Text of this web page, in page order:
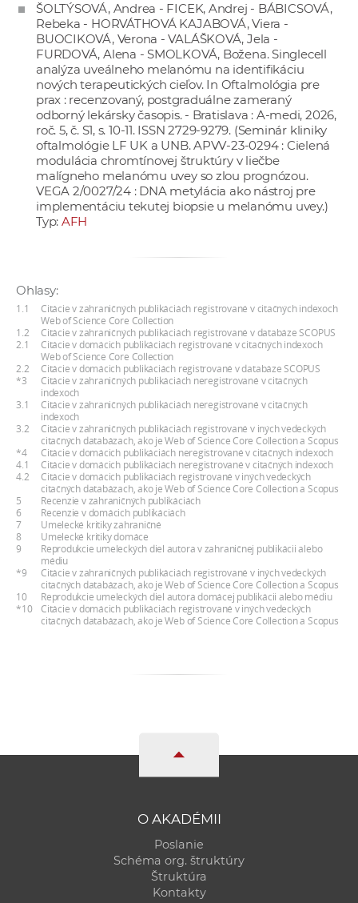
a
h
a
p
r
a
c
o
v
n
h
S
A
V
ŠOLTÝSOVÁ, Andrea - FICEK, Andrej - BÁBICSOVÁ,
Rebeka - HORVÁTHOVÁ KAJABOVÁ, Viera -
BUOCIKOVÁ, Verona - VALÁŠKOVÁ, Jela -
FURDOVÁ, Alena - SMOLKOVÁ, Božena. Singlecell
analýza uveálneho melanómu na identifikáciu
nových terapeutických cieľov. In Oftalmológia pre
prax : recenzovaný, postgraduálne zameraný
odborný lekársky časopis. - Bratislava : A-medi, 2026,
roč. 5, č. S1, s. 10-11. ISSN 2729-9279. (Seminár kliniky
oftalmológie LF UK a UNB. APVV-23-0294 : Cielená
modulácia chromtínovej štruktúry v liečbe
malígneho melanómu uvey so zlou prognózou.
VEGA 2/0027/24 : DNA metylácia ako nástroj pre
implementáciu tekutej biopsie u melanómu uvey.)
Typ: AFH
Ohlasy:
1.1
Citácie v zahraničných publikáciách registrované v citačných indexoch
Web of Science Core Collection
1.2
Citácie v zahraničných publikáciách registrované v databáze SCOPUS
2.1
Citácie v domácich publikáciách registrované v citačných indexoch
Web of Science Core Collection
2.2
Citácie v domácich publikáciách registrované v databáze SCOPUS
*3
Citácie v zahraničných publikáciách neregistrované v citačných
indexoch
3.1
Citácie v zahraničných publikáciách neregistrované v citačných
indexoch
3.2
Citácie v zahraničných publikáciách registrované v iných vedeckých
citačných databázach, ako je Web of Science Core Collection a Scopus
*4
Citácie v domácich publikáciách neregistrované v citačných indexoch
4.1
Citácie v domácich publikáciách neregistrované v citačných indexoch
4.2
Citácie v domácich publikáciách registrované v iných vedeckých
citačných databázach, ako je Web of Science Core Collection a Scopus
5
Recenzie v zahraničných publikáciách
6
Recenzie v domácich publikáciách
7
Umelecké kritiky zahraničné
8
Umelecké kritiky domáce
9
Reprodukcie umeleckých diel autora v zahraničnej publikácii alebo
médiu
*9
Citácie v zahraničných publikáciách registrované v iných vedeckých
citačných databázach, ako je Web of Science Core Collection a Scopus
10
Reprodukcie umeleckých diel autora domácej publikácii alebo médiu
*10
Citácie v domácich publikáciách registrované v iných vedeckých
citačných databázach, ako je Web of Science Core Collection a Scopus
O AKADÉMII
Poslanie
Schéma org. štruktúry
Štruktúra
Kontakty